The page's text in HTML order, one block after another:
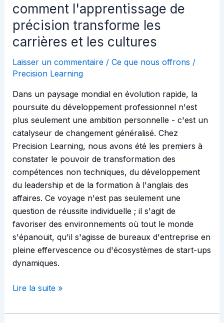
comment l'apprentissage de
précision transforme les
carrières et les cultures
Laisser un commentaire / Ce que nous offrons /
Precision Learning
Dans un paysage mondial en évolution rapide, la
poursuite du développement professionnel n'est
plus seulement une ambition personnelle - c'est un
catalyseur de changement généralisé. Chez
Precision Learning, nous avons été les premiers à
constater le pouvoir de transformation des
compétences non techniques, du développement
du leadership et de la formation à l'anglais des
affaires. Ce voyage n'est pas seulement une
question de réussite individuelle ; il s'agit de
favoriser des environnements où tout le monde
s'épanouit, qu'il s'agisse de bureaux d'entreprise en
pleine effervescence ou d'écosystèmes de start-ups
dynamiques.
Lire la suite »